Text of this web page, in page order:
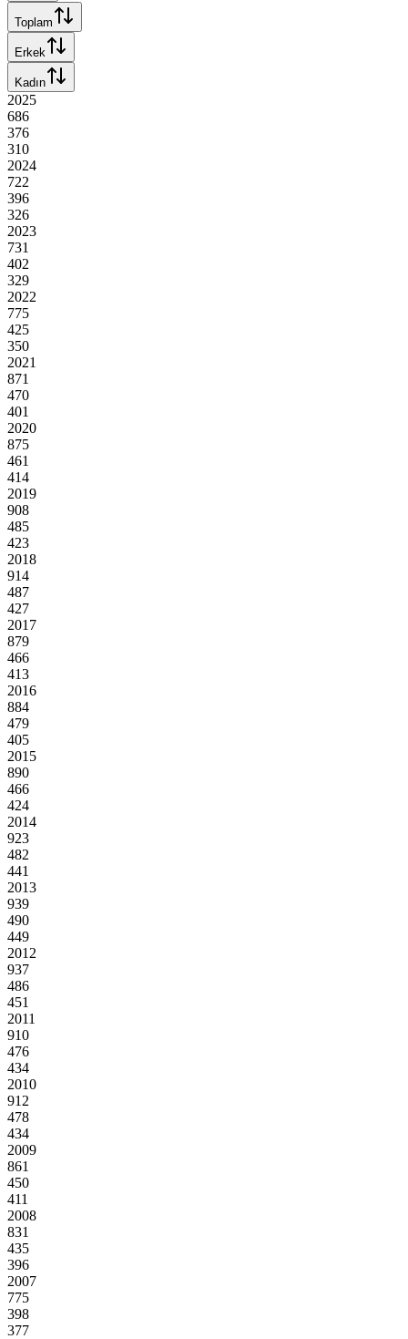
Toplam
Erkek
Kadın
2025
686
376
310
2024
722
396
326
2023
731
402
329
2022
775
425
350
2021
871
470
401
2020
875
461
414
2019
908
485
423
2018
914
487
427
2017
879
466
413
2016
884
479
405
2015
890
466
424
2014
923
482
441
2013
939
490
449
2012
937
486
451
2011
910
476
434
2010
912
478
434
2009
861
450
411
2008
831
435
396
2007
775
398
377